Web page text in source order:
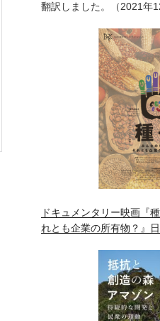
翻訳しました。（2021年
ドキュメンタリー映画『
れとも企業の所有物？』